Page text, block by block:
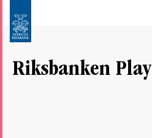
direkt
undersidor
Riksbanken Play